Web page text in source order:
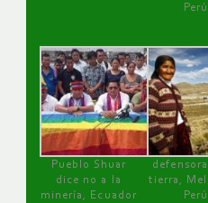
Perú
Pueblo Shuar
dice no a la
minería, Ecuador
tierra,
Perú